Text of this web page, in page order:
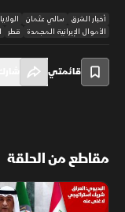
أخبار الشرق سالي عثمان
الأموال الإيرانية المجمدة
قطر
قائمتي
مقاطع من الحلقة